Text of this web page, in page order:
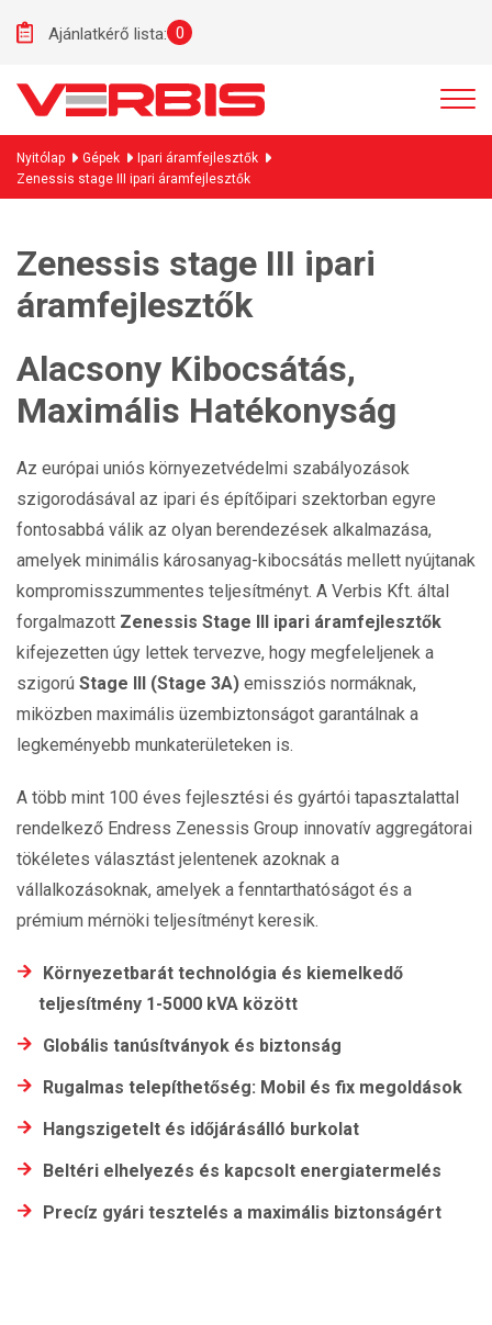
Ajánlatkérő lista: 0
Nyitólap Gépek
Ipari áramfejlesztők
Zenessis stage III ipari áramfejlesztők
Zenessis stage III ipari
áramfejlesztők
Alacsony Kibocsátás,
Maximális Hatékonyság
Az európai uniós környezetvédelmi szabályozások
szigorodásával az ipari és építőipari szektorban egyre
fontosabbá válik az olyan berendezések alkalmazása,
amelyek minimális károsanyag-kibocsátás mellett nyújtanak
kompromisszummentes teljesítményt. A Verbis Kft. által
forgalmazott Zenessis Stage III ipari áramfejlesztők
kifejezetten úgy lettek tervezve, hogy megfeleljenek a
szigorú Stage III (Stage 3A) emissziós normáknak,
miközben maximális üzembiztonságot garantálnak a
legkeményebb munkaterületeken is.
A több mint 100 éves fejlesztési és gyártói tapasztalattal
rendelkező Endress Zenessis Group innovatív aggregátorai
tökéletes választást jelentenek azoknak a
vállalkozásoknak, amelyek a fenntarthatóságot és a
prémium mérnöki teljesítményt keresik.
Környezetbarát technológia és kiemelkedő
teljesítmény 1-5000 kVA között
Globális tanúsítványok és biztonság
Rugalmas telepíthetőség: Mobil és fix megoldások
Hangszigetelt és időjárásálló burkolat
Beltéri elhelyezés és kapcsolt energiatermelés
Precíz gyári tesztelés a maximális biztonságért